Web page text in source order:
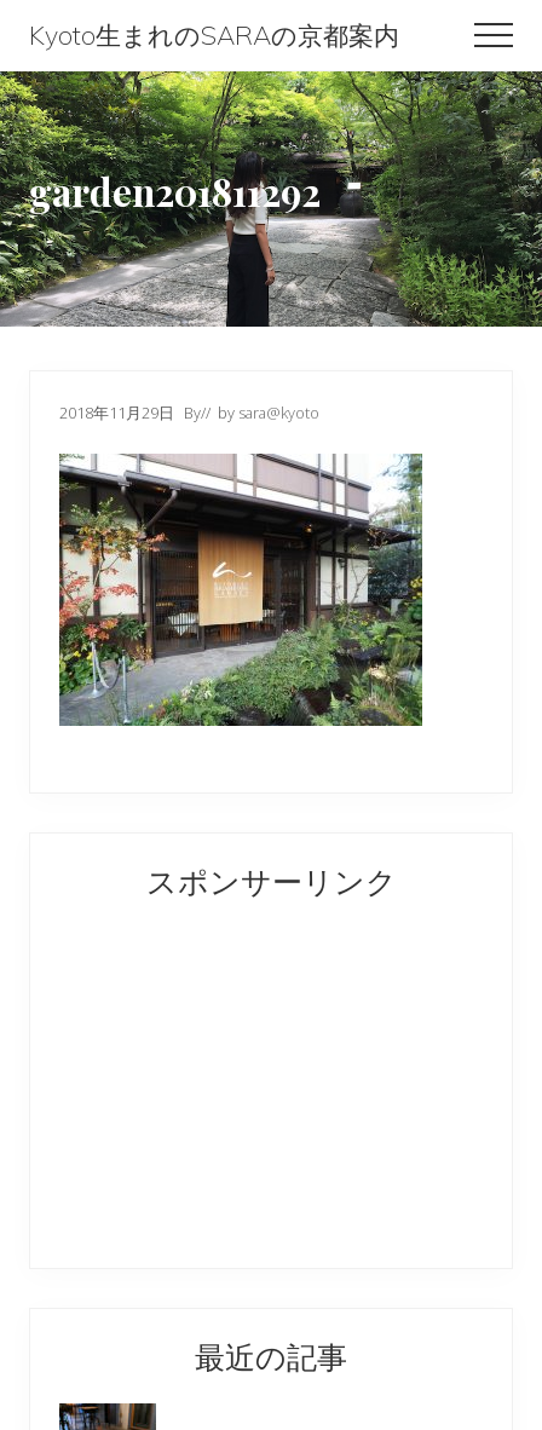
content
primary
sidebar
footer
Kyoto生まれのSARAの京都案内
Kyoto
生
ま
れ
の
SARA
の
garden201811292
2018年11月29日 By// by sara@kyoto
Interactions
Sidebarスポンサーリンク
最近の記事